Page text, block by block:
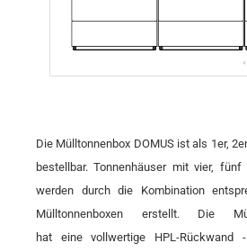
Die Mülltonnenbox DOMUS ist als 1er,
bestellbar. Tonnenhäuser mit vier,
werden durch die Kombination
Mülltonnenboxen erstellt. Die
hat eine vollwertige HPL-